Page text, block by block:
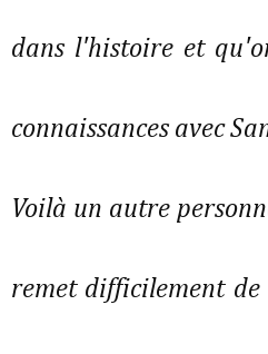
dans l'histoire et
connaissances avec
Voilà un autre
remet difficilement de